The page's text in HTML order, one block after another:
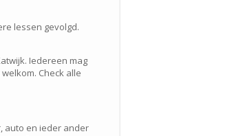
lessen gevolgd.
Iedereen mag
Check alle
auto en ieder ander